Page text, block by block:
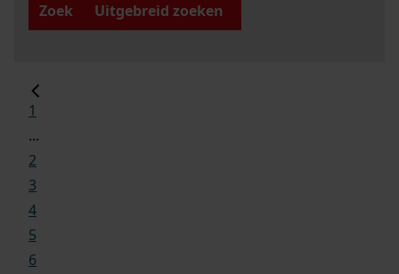
Zoek
Uitgebreid zoeken
1
...
2
3
4
5
6